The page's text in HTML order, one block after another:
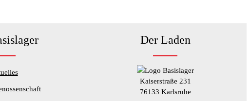
Der Laden
Kaiserstraße 231
76133 Karlsruhe